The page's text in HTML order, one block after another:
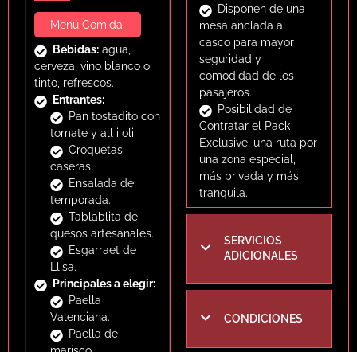
una experiencia aún más
exclusiva, se ofrece el
«Pack Exclusive», que lleva
a los visitantes por rutas
especiales y zonas más
tranquilas, alejadas del
bullicio convencional. Esta
opción permite una
conexión más íntima con la
experiencia aún más
En resumen, estos paseos
en barca por la Albufera
van más allá de un simple
recorrido acuático. Son
experiencias inolvidables
que equilibran la tradición
del «barquetot» con las
Menú Comida:
Bebidas: agua,
cerveza, vino blanco o
tinto, refrescos.
Entrantes:
Pan tostadito con
tomate y all i oli
Croquetas
caseras.
Ensalada de
temporada.
Tablablita de
quesos artesanales.
Esgarraet de
Llisa.
Principales a elegir:
Paella
Valenciana.
Paella de
Disponen de una
mesa anclada al
casco para mayor
seguridad y
comodidad de los
pasajeros.
Posibilidad de
Contratar el Pack
Exclusive, una ruta por
una zona especial,
más privada y más
tranquila.
SERVICIOS
ADICIONALES
CONDICIONES